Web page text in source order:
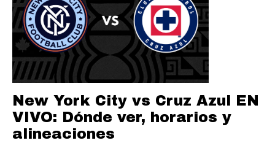
New York City vs Cruz Azul EN
VIVO: Dónde ver, horarios y
alineaciones